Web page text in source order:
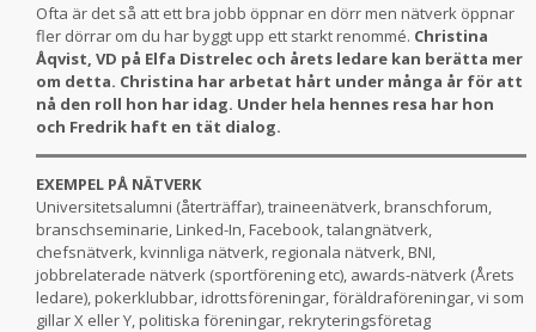
Ofta är det så att ett bra jobb öppnar en dörr men nätverk öppnar
fler dörrar om du har byggt upp ett starkt renommé. Christina
Åqvist, VD på Elfa Distrelec och årets ledare kan berätta mer
om detta. Christina har arbetat hårt under många år för att
nå den roll hon har idag. Under hela hennes resa har hon
och Fredrik haft en tät dialog.
EXEMPEL PÅ NÄTVERK
Universitetsalumni (återträffar), traineenätverk, branschforum,
branschseminarie, Linked-In, Facebook, talangnätverk,
chefsnätverk, kvinnliga nätverk, regionala nätverk, BNI,
jobbrelaterade nätverk (sportförening etc), awards-nätverk (Årets
ledare), pokerklubbar, idrottsföreningar, föräldraföreningar, vi som
gillar X eller Y, politiska föreningar, rekryteringsföretag